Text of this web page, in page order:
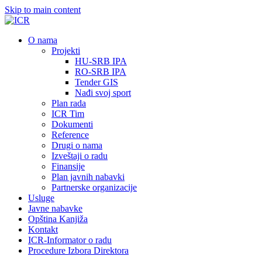
Skip to main content
О nama
Projekti
HU-SRB IPA
RO-SRB IPA
Tender GIS
Nađi svoj sport
Plan rada
ICR Tim
Dokumenti
Reference
Drugi o nama
Izveštaji o radu
Finansije
Plan javnih nabavki
Partnerske organizacije
Usluge
Javne nabavke
Opština Kanjiža
Kontakt
ICR-Informator o radu
Procedure Izbora Direktora